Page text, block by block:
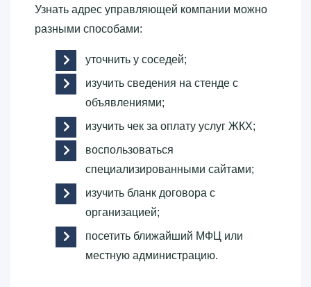
Узнать адрес управляющей компании можно
разными способами:
уточнить у соседей;
изучить сведения на стенде с
объявлениями;
изучить чек за оплату услуг ЖКХ;
воспользоваться
специализированными сайтами;
изучить бланк договора с
организацией;
посетить ближайший МФЦ или
местную администрацию.